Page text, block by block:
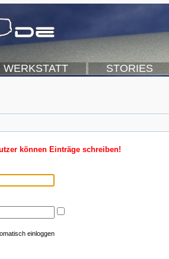
WERKSTATT STORIES
können Einträge schreiben!
einloggen